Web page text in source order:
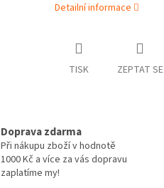
Detailní informace
TISK ZEPTAT SE
Doprava zdarma
Při nákupu zboží v hodnotě
1000 Kč a více za vás dopravu
zaplatíme my!